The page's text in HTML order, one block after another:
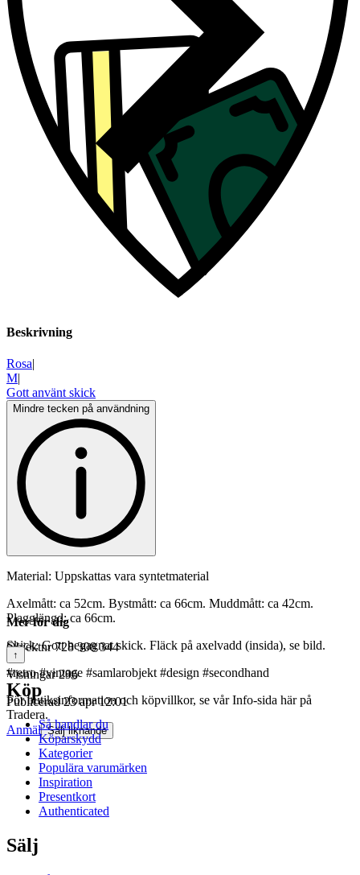
Beskrivning
Rosa|
M|
Gott använt skick
Mindre tecken på användning
Material: Uppskattas vara syntetmaterial
Axelmått: ca 52cm. Bystmått: ca 66cm. Muddmått: ca 42cm.
Plagglängd: ca 66cm.
Skick: Gott begagnat skick. Fläck på axelvadd (insida), se bild.
#retro #vintage #samlarobjekt #design #secondhand
För butiksinformation och köpvillkor, se vår Info-sida här på
Tradera.
Objektnr 728 308 344
Visningar 296
Publicerad 23 apr 12:01
Anmäl Sälj liknande
Mer för dig
↑
Köp
Så handlar du
Köparskydd
Kategorier
Populära varumärken
Inspiration
Presentkort
Authenticated
Sälj